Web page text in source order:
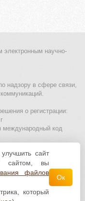
электронным научно-
надзору в сфере связи,
о регистрации:
международный код
для детей
Политика обработки и
лицензии Creative
сайт
сайтом, вы
файлов
который
Ок